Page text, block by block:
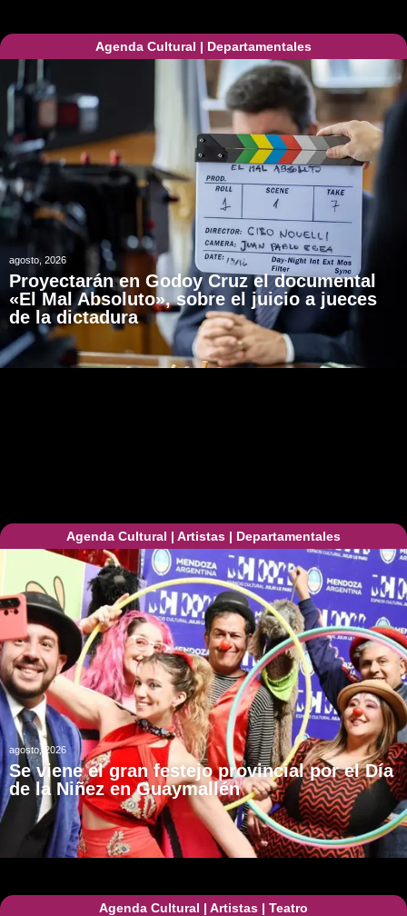
Agenda Cultural | Departamentales
agosto, 2026
Proyectarán en Godoy Cruz el documental
«El Mal Absoluto», sobre el juicio a jueces
de la dictadura
Agenda Cultural | Artistas | Departamentales
agosto, 2026
Se viene el gran festejo provincial por el Día
de la Niñez en Guaymallén
Agenda Cultural | Artistas | Teatro